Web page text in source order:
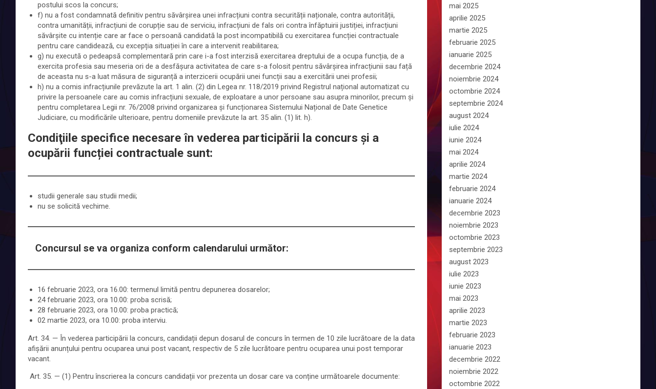
postului scos la concurs;
f) nu a fost condamnată definitiv pentru săvârșirea unei infracțiuni contra securității naționale, contra autorității,
contra umanității, infracțiuni de corupție sau de serviciu, infracțiuni de fals ori contra înfăptuirii justiției, infracțiuni
săvârșite cu intenție care ar face o persoană candidată la post incompatibilă cu exercitarea funcției contractuale
pentru care candidează, cu excepția situației în care a intervenit reabilitarea;
g) nu execută o pedeapsă complementară prin care i-a fost interzisă exercitarea dreptului de a ocupa funcția, de a
exercita profesia sau meseria ori de a desfășura activitatea de care s-a folosit pentru săvârșirea infracțiunii sau față
de aceasta nu s-a luat măsura de siguranță a interzicerii ocupării unei funcții sau a exercitării unei profesii;
h) nu a comis infracțiunile prevăzute la art. 1 alin. (2) din Legea nr. 118/2019 privind Registrul național automatizat cu
privire la persoanele care au comis infracțiuni sexuale, de exploatare a unor persoane sau asupra minorilor, precum și
pentru completarea Legii nr. 76/2008 privind organizarea și funcționarea Sistemului Național de Date Genetice
Judiciare, cu modificările ulterioare, pentru domeniile prevăzute la art. 35 alin. (1) lit. h).
Condiţiile specifice necesare în vederea participării la concurs şi a
ocupării funcției contractuale sunt:
studii generale sau studii medii;
nu se solicită vechime.
Concursul se va organiza conform calendarului următor:
16 februarie 2023, ora 16.00: termenul limită pentru depunerea dosarelor;
24 februarie 2023, ora 10.00: proba scrisă;
28 februarie 2023, ora 10.00: proba practică;
02 martie 2023, ora 10.00: proba interviu.
Art. 34. — În vederea participării la concurs, candidații depun dosarul de concurs în termen de 10 zile lucrătoare de la data
afișării anunțului pentru ocuparea unui post vacant, respectiv de 5 zile lucrătoare pentru ocuparea unui post temporar
vacant.
Art. 35. — (1) Pentru înscrierea la concurs candidații vor prezenta un dosar care va conține următoarele documente:
mai 2025
aprilie 2025
martie 2025
februarie 2025
ianuarie 2025
decembrie 2024
noiembrie 2024
octombrie 2024
septembrie 2024
august 2024
iulie 2024
iunie 2024
mai 2024
aprilie 2024
martie 2024
februarie 2024
ianuarie 2024
decembrie 2023
noiembrie 2023
octombrie 2023
septembrie 2023
august 2023
iulie 2023
iunie 2023
mai 2023
aprilie 2023
martie 2023
februarie 2023
ianuarie 2023
decembrie 2022
noiembrie 2022
octombrie 2022